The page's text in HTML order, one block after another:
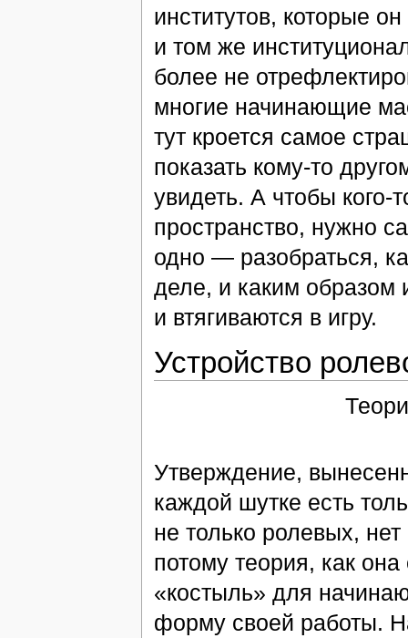
институтов, которые
и том же
более не
многие начинающие
тут кроется самое
показать кому-то
увидеть. А чтобы кого-
пространство, нужно
одно — разобраться,
деле, и каким образом
и втягиваются в игру.
Устройство
Утверждение,
каждой шутке есть
не только ролевых,
потому теория, как
«костыль» для
форму своей работы.